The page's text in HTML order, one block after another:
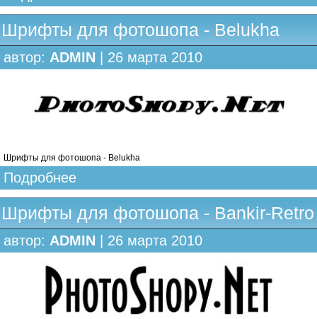
Шрифты для фотошопа - Belukha
автор: ADMIN | 26 марта 2010
Шрифты для фотошопа - Belukha
Подробнее
Шрифты для фотошопа - Bankir-Retro
автор: ADMIN | 26 марта 2010